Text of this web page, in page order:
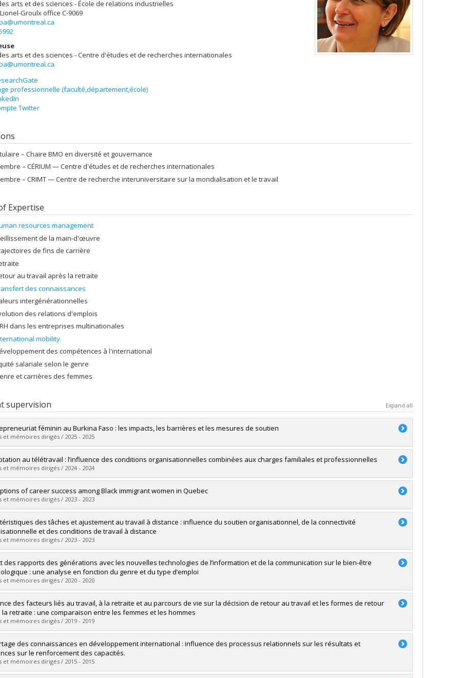
arts et des sciences - École de relations industrielles
Groulx office C-9069
arts et des sciences - Centre d'études et de recherches internationales
professionnelle (faculté,département,école)
Twitter
– Chaire BMO en diversité et gouvernance
– CÉRIUM — Centre d'études et de recherches internationales
– CRIMT — Centre de recherche interuniversitaire sur la mondialisation et le travail
Expertise
resources management
de la main-d'œuvre
de fins de carrière
au travail après la retraite
des connaissances
intergénérationnelles
des relations d'emplois
dans les entreprises multinationales
mobility
des compétences à l'international
salariale selon le genre
et carrières des femmes
supervision Expand all
féminin au Burkina Faso : les impacts, les barrières et les mesures de soutien
et mémoires dirigés / 2025 - 2025
:Kabore, Wendyam Carole Mireille
Master's
:M. Sc.
le document dans Papyrus
au télétravail : l’influence des conditions organisationnelles combinées aux charges familiales et professionnelles
et mémoires dirigés / 2024 - 2024
: Bergeron, Romane
Master's
:M. Sc.
le document dans Papyrus
of career success among Black immigrant women in Quebec
et mémoires dirigés / 2023 - 2023
:Johnson, Jo-Ann
Master's
:M. Sc.
le document dans Papyrus
des tâches et ajustement au travail à distance : influence du soutien organisationnel, de la connectivité
et des conditions de travail à distance
et mémoires dirigés / 2023 - 2023
:Jules, Samson
Master's
:M. Sc.
le document dans Papyrus
des rapports des générations avec les nouvelles technologies de l’information et de la communication sur le bien-être
: une analyse en fonction du genre et du type d’emploi
et mémoires dirigés / 2020 - 2020
:de la Chevrotière, Chloé
Master's
:M. Sc.
le document dans Papyrus
des facteurs liés au travail, à la retraite et au parcours de vie sur la décision de retour au travail et les formes de retour
la retraite : une comparaison entre les femmes et les hommes
et mémoires dirigés / 2019 - 2019
:Traoré, Ahmed Adaman
Doctoral
:Ph. D.
le document dans Papyrus
des connaissances en développement international : influence des processus relationnels sur les résultats et
sur le renforcement des capacités.
et mémoires dirigés / 2015 - 2015